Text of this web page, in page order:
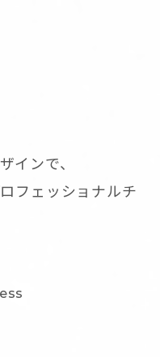
ンで、
フェッショナルチ